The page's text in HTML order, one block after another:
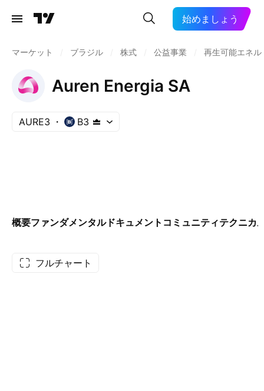
始めましょう
マーケット ブラジル 株式 公益事業 再生可能エネル
Auren Energia SA
AURE3 B3
概要ファンダメンタルドキュメント コミュニティテクニカ
フルチャート